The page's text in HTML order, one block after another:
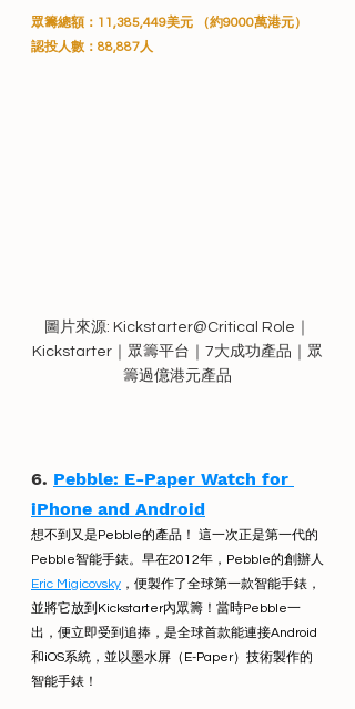
眾籌總額：11,385,449美元 （約9000萬港元）
認投人數：88,887人
圖片來源: Kickstarter@Critical Role｜
Kickstarter｜眾籌平台｜7大成功產品｜眾
籌過億港元產品
6. Pebble: E-Paper Watch for
iPhone and Android
想不到又是Pebble的產品！ 這一次正是第一代的
Pebble智能手錶。早在2012年，Pebble的創辦人
Eric Migicovsky ，便製作了全球第一款智能手錶，
並將它放到Kickstarter內眾籌！當時Pebble一
出，便立即受到追捧，是全球首款能連接Android
和iOS系統，並以墨水屏（E-Paper）技術製作的
智能手錶！